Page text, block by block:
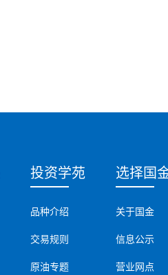
投资学苑
品种介绍
交易规则
原油专题
选择国
关于国金
信息公示
营业网点